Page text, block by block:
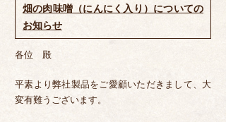
畑の肉味噌（にんにく入り）についての
お知らせ
各位 殿
平素より弊社製品をご愛顧いただきまして、大
変有難うございます。